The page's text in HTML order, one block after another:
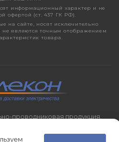
информационный характер и не
офертой (ст. 437 ГК РФ).
на сайте, носят исключительно
не являются точным отображением
товара.
проводниковая продукция,